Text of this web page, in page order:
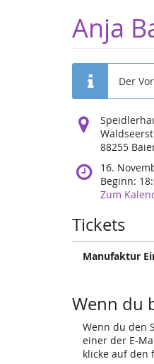
Anja
Der
88255
16.
Beginn:
Zum
Tickets
Manufaktur
Wenn du
Wenn du den
einer der E-
klicke auf den